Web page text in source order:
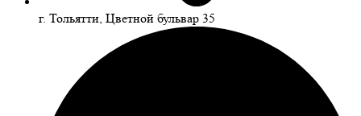
г. Тольятти, Цветной бульвар 35